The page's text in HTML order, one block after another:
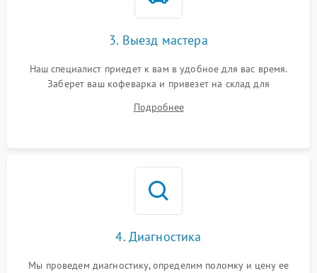
3. Выезд мастера
Наш специалист приедет к вам в удобное для вас время.
Заберет ваш кофеварка и привезет на склад для
Подробнее
4. Диагностика
Мы проведем диагностику, определим поломку и цену ее